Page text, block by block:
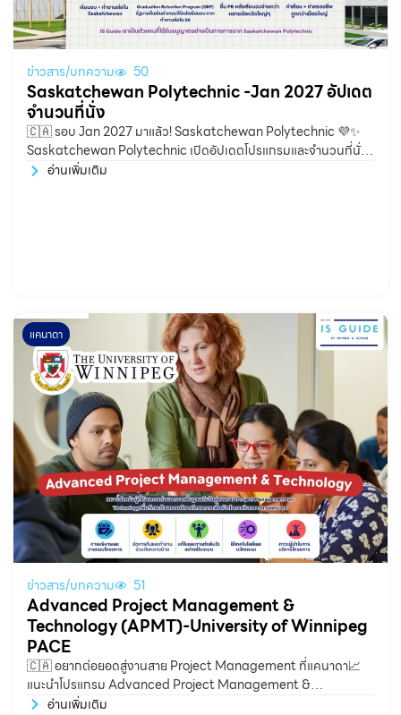
ข่าวสาร/บทความ 50
Saskatchewan Polytechnic -Jan 2027 อัปเดต
จำนวนที่นั่ง
🇨🇦 รอบ Jan 2027 มาแล้ว! Saskatchewan Polytechnic 💜✨
Saskatchewan Polytechnic เปิดอัปเดตโปรแกรมและจำนวนที่นั่ง
สำหรับนักเรียนต่างชาติ ทั้งสาย Business, IT,
อ่านเพิ่มเติม
แคนาดา
ข่าวสาร/บทความ 51
Advanced Project Management &
Technology (APMT)-University of Winnipeg
PACE
🇨🇦 อยากต่อยอดสู่งานสาย Project Management ที่แคนาดา📈
แนะนำโปรแกรม Advanced Project Management &
Technology (APMT) จาก University
อ่านเพิ่มเติม